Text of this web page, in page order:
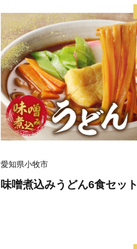
愛知県小牧市
味噌煮込みうどん6食セット